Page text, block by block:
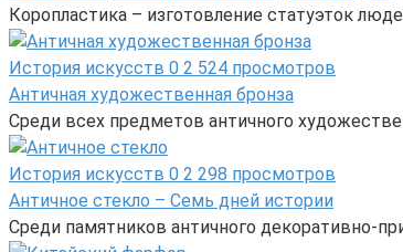
Коропластика – изготовление статуэток
История искусств 0 2 524 просмотров
Античная художественная бронза
Среди всех предметов античного
История искусств 0 2 298 просмотров
Античное стекло – Семь дней истории
Среди памятников античного декоративно-